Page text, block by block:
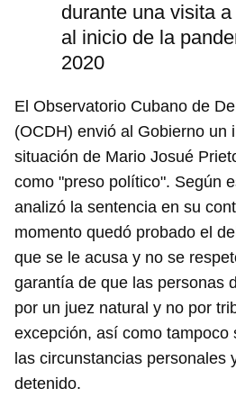
durante una visita
al inicio de la
2020
El Observatorio Cubano de
(OCDH) envió al Gobierno un
situación de Mario Josué
como "preso político". Según
analizó la sentencia en su
momento quedó probado el
que se le acusa y no se
garantía de que las personas
por un juez natural y no por
excepción, así como tampoco
las circunstancias personales
detenido.